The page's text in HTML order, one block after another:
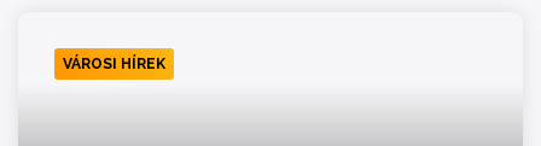
VÁROSI HÍREK